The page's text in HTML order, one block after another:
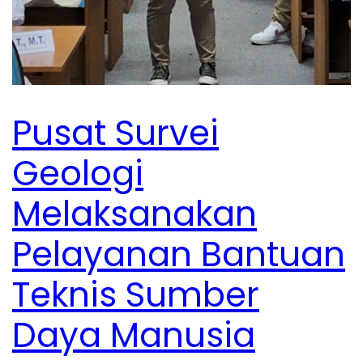
Pusat Survei
Geologi
Melaksanakan
Pelayanan Bantuan
Teknis Sumber
Daya Manusia